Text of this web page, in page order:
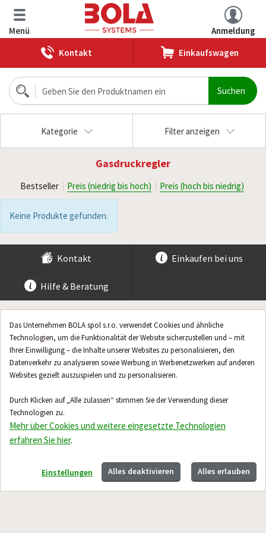
Das Unternehmen BOLA spol s.r.o. verwendet Cookies und ähnliche
Technologien, um die Funktionalität der Website sicherzustellen und – mit
Ihrer Einwilligung – die Inhalte unserer Websites zu personalisieren, den
Datenverkehr zu analysieren sowie Werbung in Werbenetzwerken auf anderen
Websites gezielt auszuspielen und zu personalisieren.
Durch Klicken auf „Alle zulassen“ stimmen Sie der Verwendung dieser
Technologien zu.
Mehr über Cookies und weitere eingesetzte Technologien
erfahren Sie hier.
Einstellungen Alles deaktivieren Alles erlauben
Menü
Anmeldung
Kontakt
Einkaufswagen
Kategorie Filter anzeigen
Gasdruckregler
Bestseller Preis (niedrig bis hoch) Preis (hoch bis niedrig)
Keine Produkte gefunden.
Kontakt Einkaufen bei uns
Hilfe & Beratung